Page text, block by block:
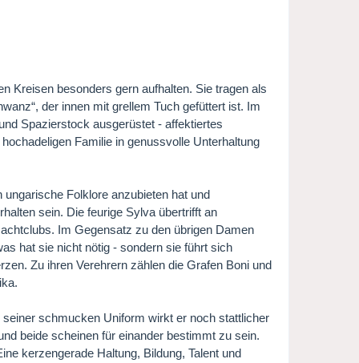
Kreisen besonders gern aufhalten. Sie tragen als
der innen mit grellem Tuch gefüttert ist. Im
Spazierstock ausgerüstet - affektiertes
Familie in genussvolle Unterhaltung
Folklore anzubieten hat und
sein. Die feurige Sylva übertrifft an
Im Gegensatz zu den übrigen Damen
hat sie nicht nötig - sondern sie führt sich
Zu ihren Verehrern zählen die Grafen Boni und
schmucken Uniform wirkt er noch stattlicher
beide scheinen für einander bestimmt zu sein.
kerzengerade Haltung, Bildung, Talent und